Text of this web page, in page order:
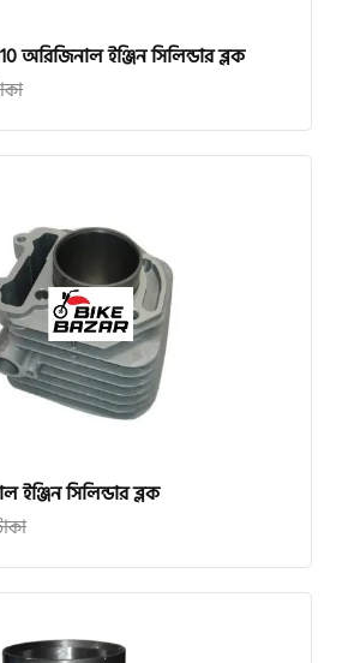
অরিজিনাল ইঞ্জিন সিলিন্ডার ব্লক
ইঞ্জিন সিলিন্ডার ব্লক